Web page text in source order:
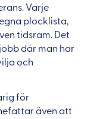
Varje
plocklista,
tidsram. Det
där man har
och
för
även att